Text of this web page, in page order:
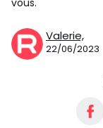
vous.
Valerie,
22/06/2023